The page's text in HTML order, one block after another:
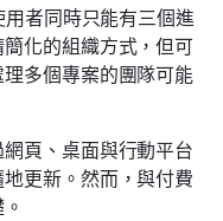
者同時只能有三個進
化的組織方式，但可
多個專案的團隊可能
頁、桌面與行動平台
更新。然而，與付費